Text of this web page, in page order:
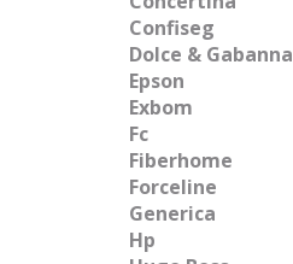
Confiseg
Dolce & Gabanna
Epson
Exbom
Fc
Fiberhome
Forceline
Generica
Hp